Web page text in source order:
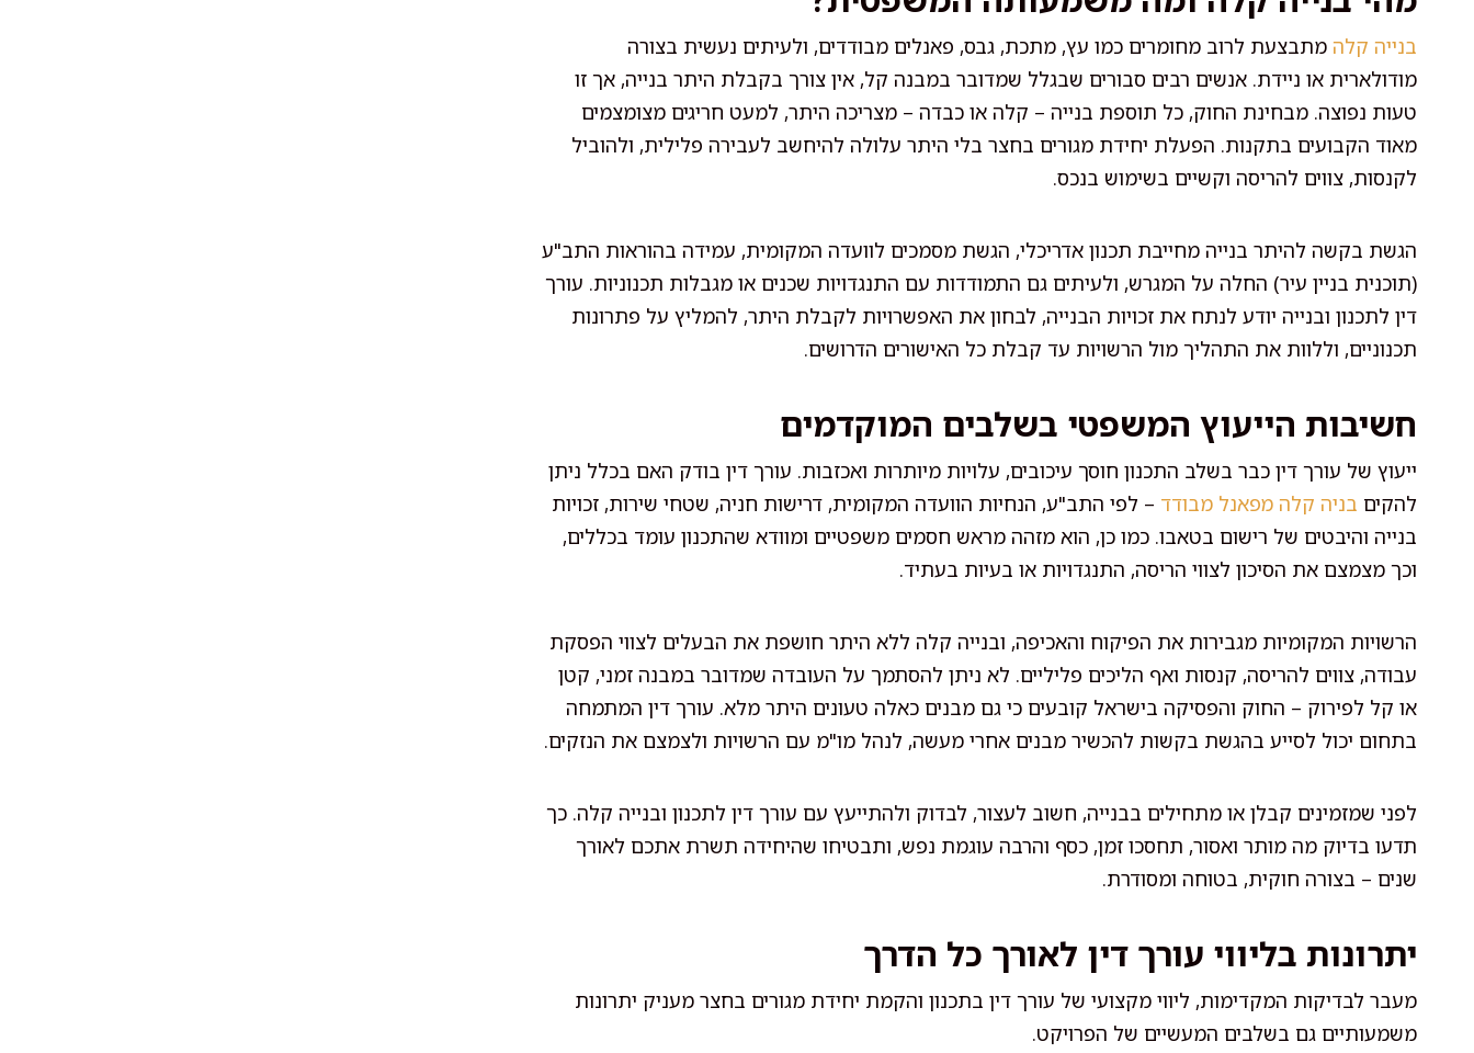
בנייה קלה מתבצעת לרוב מחומרים כמו עץ, מתכת, גבס, פאנלים מבודדים, ולעיתים נעשית בצורה
מודולארית או ניידת. אנשים רבים סבורים שבגלל שמדובר במבנה קל, אין צורך בקבלת היתר בנייה, אך זו
טעות נפוצה. מבחינת החוק, כל תוספת בנייה – קלה או כבדה – מצריכה היתר, למעט חריגים מצומצמים
מאוד הקבועים בתקנות. הפעלת יחידת מגורים בחצר בלי היתר עלולה להיחשב לעבירה פלילית, ולהוביל
לקנסות, צווים להריסה וקשיים בשימוש בנכס.
הגשת בקשה להיתר בנייה מחייבת תכנון אדריכלי, הגשת מסמכים לוועדה המקומית, עמידה בהוראות התב"ע
(תוכנית בניין עיר) החלה על המגרש, ולעיתים גם התמודדות עם התנגדויות שכנים או מגבלות תכנוניות. עורך
דין לתכנון ובנייה יודע לנתח את זכויות הבנייה, לבחון את האפשרויות לקבלת היתר, להמליץ על פתרונות
תכנוניים, וללוות את התהליך מול הרשויות עד קבלת כל האישורים הדרושים.
חשיבות הייעוץ המשפטי בשלבים המוקדמים
ייעוץ של עורך דין כבר בשלב התכנון חוסך עיכובים, עלויות מיותרות ואכזבות. עורך דין בודק האם בכלל ניתן
להקים בניה קלה מפאנל מבודד – לפי התב"ע, הנחיות הוועדה המקומית, דרישות חניה, שטחי שירות, זכויות
בנייה והיבטים של רישום בטאבו. כמו כן, הוא מזהה מראש חסמים משפטיים ומוודא שהתכנון עומד בכללים,
וכך מצמצם את הסיכון לצווי הריסה, התנגדויות או בעיות בעתיד.
הרשויות המקומיות מגבירות את הפיקוח והאכיפה, ובנייה קלה ללא היתר חושפת את הבעלים לצווי הפסקת
עבודה, צווים להריסה, קנסות ואף הליכים פליליים. לא ניתן להסתמך על העובדה שמדובר במבנה זמני, קטן
או קל לפירוק – החוק והפסיקה בישראל קובעים כי גם מבנים כאלה טעונים היתר מלא. עורך דין המתמחה
בתחום יכול לסייע בהגשת בקשות להכשיר מבנים אחרי מעשה, לנהל מו"מ עם הרשויות ולצמצם את הנזקים.
לפני שמזמינים קבלן או מתחילים בבנייה, חשוב לעצור, לבדוק ולהתייעץ עם עורך דין לתכנון ובנייה קלה. כך
תדעו בדיוק מה מותר ואסור, תחסכו זמן, כסף והרבה עוגמת נפש, ותבטיחו שהיחידה תשרת אתכם לאורך
שנים – בצורה חוקית, בטוחה ומסודרת.
יתרונות בליווי עורך דין לאורך כל הדרך
מעבר לבדיקות המקדימות, ליווי מקצועי של עורך דין בתכנון והקמת יחידת מגורים בחצר מעניק יתרונות
משמעותיים גם בשלבים המעשיים של הפרויקט.